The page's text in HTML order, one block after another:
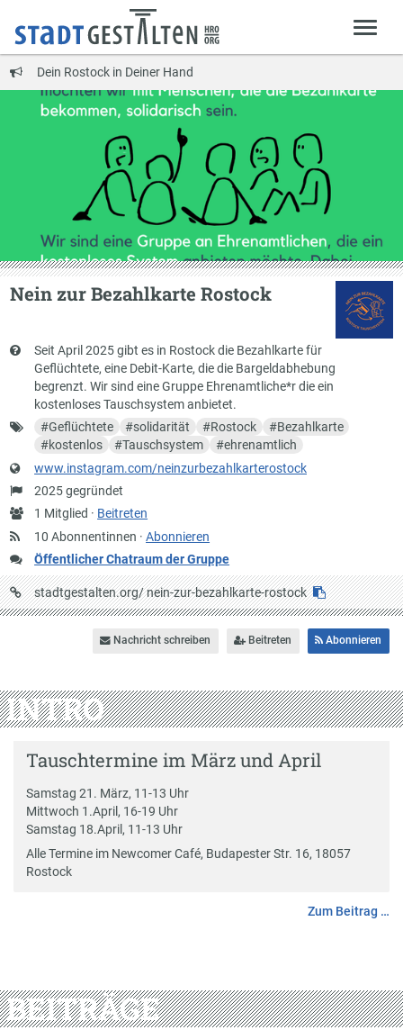
Dein Rostock in Deiner Hand
Nein zur Bezahlkarte Rostock
Kurzbeschreibung
Seit April 2025 gibt es in Rostock die Bezahlkarte für
Geflüchtete, eine Debit-Karte, die die Bargeldabhebung
begrenzt. Wir sind eine Gruppe Ehrenamtliche*r die ein
kostenloses Tauschsystem anbietet.
Schlagworte
#Geflüchtete #solidarität #Rostock #Bezahlkarte
#kostenlos #Tauschsystem #ehrenamtlich
Website
www.instagram.com/neinzurbezahlkarterostock
Gründung
2025 gegründet
Anzahl
Mitglieder
1 Mitglied · Beitreten
10 Abonnentinnen ·Abonnieren
Öffentlicher Chatraum der Gruppe
URL
auf
stadtgestalten.org/ nein-zur-bezahlkarte-rostock
Nachricht schreiben Beitreten Abonnieren
INTRO
Tauschtermine im März und April
Samstag 21. März, 11-13 Uhr
Mittwoch 1.April, 16-19 Uhr
Samstag 18.April, 11-13 Uhr
Alle Termine im Newcomer Café, Budapester Str. 16, 18057
Rostock
Zum Beitrag …
BEITRÄGE